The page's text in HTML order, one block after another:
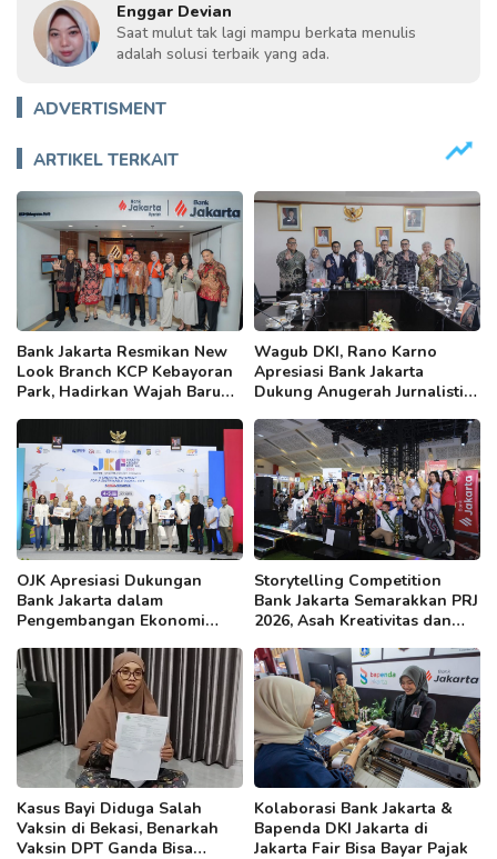
Enggar Devian
Saat mulut tak lagi mampu berkata menulis
adalah solusi terbaik yang ada.
ADVERTISMENT
ARTIKEL TERKAIT
Bank Jakarta Resmikan New
Look Branch KCP Kebayoran
Park, Hadirkan Wajah Baru
Wagub DKI, Rano Karno
Apresiasi Bank Jakarta
Dukung Anugerah Jurnalistik
Berkualitas Sambut 5 Abad
Jakarta
OJK Apresiasi Dukungan
Bank Jakarta dalam
Pengembangan Ekonomi
Storytelling Competition
Bank Jakarta Semarakkan PRJ
2026, Asah Kreativitas dan
Kasus Bayi Diduga Salah
Vaksin di Bekasi, Benarkah
Vaksin DPT Ganda Bisa
Kolaborasi Bank Jakarta &
Bapenda DKI Jakarta di
Jakarta Fair Bisa Bayar Pajak